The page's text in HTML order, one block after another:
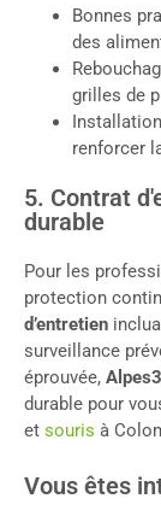
Bonnes
des
grilles de
renforcer
5. Contrat
durable
Pour les
protection
d’entretien
surveillance
éprouvée,
durable pour
et souris à
Vous êtes